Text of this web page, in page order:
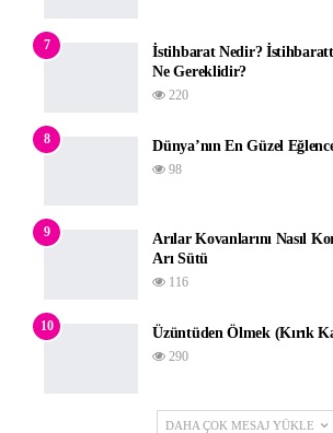
7
İstihbarat Nedir?
Ne Gereklidir?
220
8 Dünya’nın En Güzel
98
9
Arılar Kovanlarını Nasıl
Arı Sütü
116
10 Üzüntüden Ölmek (Kırık
290
DAHA ÇOK MESAJ YÜKLE